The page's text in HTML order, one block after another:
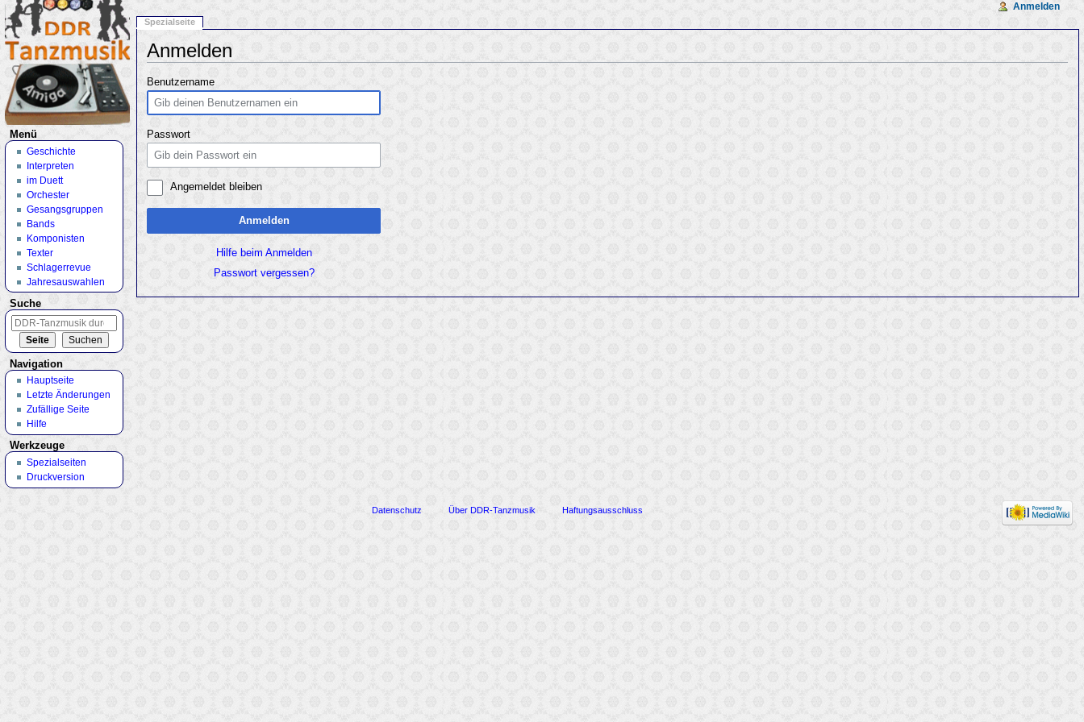
Anmelden
Benutzername
Passwort
Angemeldet bleiben
Anmelden
Hilfe beim Anmelden
Passwort vergessen?
Spezialseite
Anmelden
Menü
Geschichte
Interpreten
im Duett
Orchester
Gesangsgruppen
Bands
Komponisten
Texter
Schlagerrevue
Jahresauswahlen
Suche
Navigation
Hauptseite
Letzte Änderungen
Zufällige Seite
Hilfe
Werkzeuge
Spezialseiten
Druckversion
Datenschutz Über DDR-Tanzmusik Haftungsausschluss